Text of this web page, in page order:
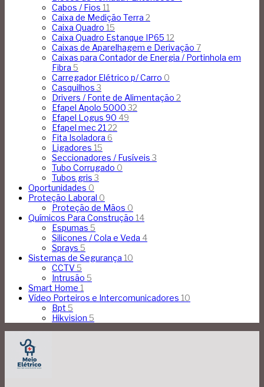
Cabos / Fios 11
Caixa de Medição Terra 2
Caixa Quadro 15
Caixa Quadro Estanque IP65 12
Caixas de Aparelhagem e Derivação 7
Caixas para Contador de Energia / Portinhola em
Fibra 5
Carregador Elétrico p/ Carro 0
Casquilhos3
Drivers / Fonte de Alimentação 2
Efapel Apolo 500032
Efapel Logus 90 49
Efapel mec 21 22
Fita Isoladora 6
Ligadores 15
Seccionadores / Fusíveis3
Tubo Corrugado 0
Tubos gris3
Oportunidades 0
Proteção Laboral 0
Proteção de Mãos 0
Químicos Para Construção 14
Espumas 5
Silicones / Cola e Veda 4
Sprays 5
Sistemas de Segurança 10
CCTV5
Intrusão 5
Smart Home 1
Vídeo Porteiros e Intercomunicadores 10
Bpt 5
Hikvision 5